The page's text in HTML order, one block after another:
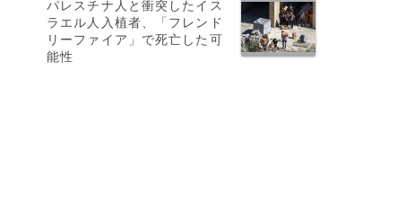
パレスチナ人と衝突したイス
ラエル人入植者、「フレンド
リーファイア」で死亡した可
能性